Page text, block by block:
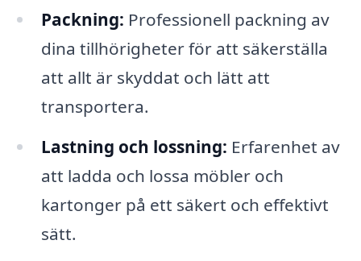
Packning: Professionell packning av
dina tillhörigheter för att säkerställa
att allt är skyddat och lätt att
transportera.
Lastning och lossning: Erfarenhet av
att ladda och lossa möbler och
kartonger på ett säkert och effektivt
sätt.